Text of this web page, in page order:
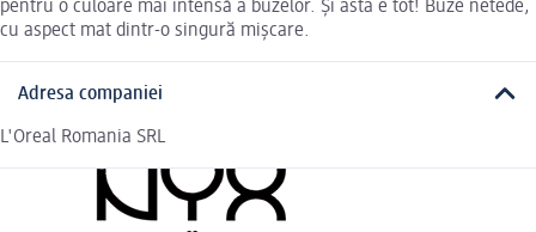
pentru o culoare mai intensă a buzelor. Și asta e tot! Buze netede,
cu aspect mat dintr-o singură mișcare.
Adresa companiei
L'Oreal Romania SRL